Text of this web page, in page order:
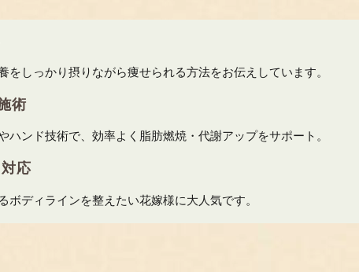
しっかり摂りながら痩せられる方法をお伝えしています。
術
ンド技術で、効率よく脂肪燃焼・代謝アップをサポート。
応
ディラインを整えたい花嫁様に大人気です。